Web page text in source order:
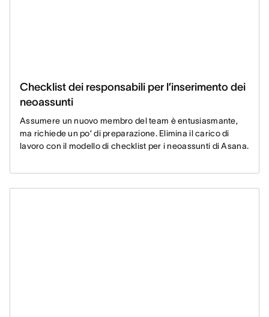
Checklist dei responsabili per l’inserimento dei
neoassunti
Assumere un nuovo membro del team è entusiasmante,
ma richiede un po’ di preparazione. Elimina il carico di
lavoro con il modello di checklist per i neoassunti di Asana.